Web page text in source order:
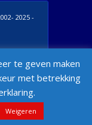
2025 -
te geven maken
met betrekking
Weigeren